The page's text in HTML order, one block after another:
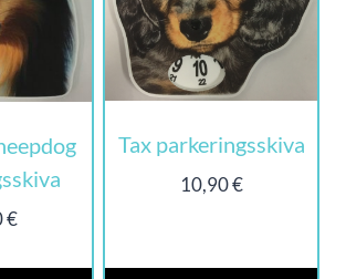
€
Tax parkeringsskiva
10,90€